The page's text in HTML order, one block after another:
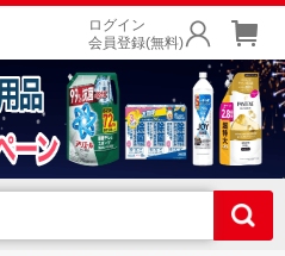
ログイン
会員登録(無料)